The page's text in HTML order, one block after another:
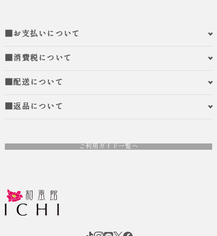
■お支払いについて
■消費税について
■配送について
■返品について
ご利用ガイド一覧へ